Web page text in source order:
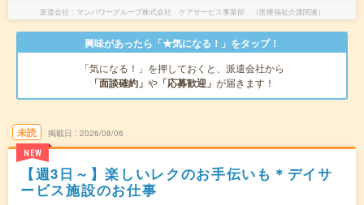
派遣会社 マンパワーグループ株式会社 ケアサービス事業部 （医療福祉介護関連）
興味があったら「★気になる！」をタップ！
「気になる！」を押しておくと、派遣会社から
「面談確約」 や 「応募歓迎」 が届きます！
未読
NEW
掲載日 2026/08/06
【週3日～】楽しいレクのお手伝いも＊デイサ
ービス施設のお仕事